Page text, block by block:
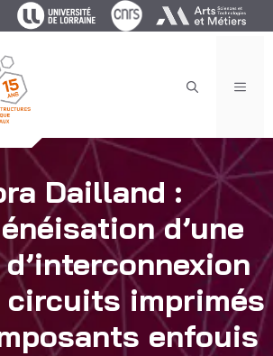
Dailland :
d’une
circuits imprimés
enfouis